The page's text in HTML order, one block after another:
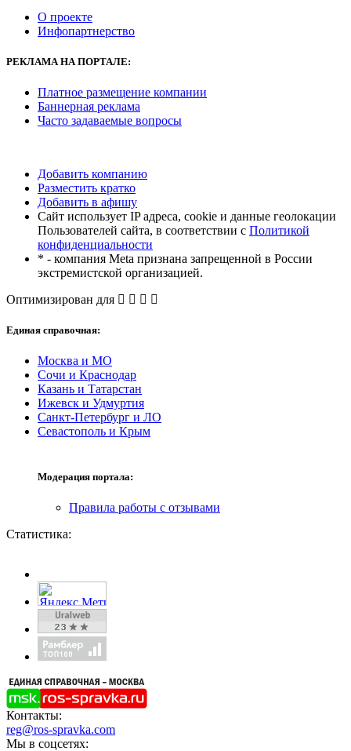
О проекте
Инфопартнерство
РЕКЛАМА НА ПОРТАЛЕ:
Платное размещение компании
Баннерная реклама
Часто задаваемые вопросы
Добавить компанию
Разместить кратко
Добавить в афишу
Сайт использует IP адреса, cookie и данные геолокации
Пользователей сайта, в соответствии с Политикой
конфиденциальности
* - компания Meta признана запрещенной в России
экстремистской организацией.
Оптимизирован для
Единая справочная:
Москва и МО
Сочи и Краснодар
Казань и Татарстан
Ижевск и Удмуртия
Санкт-Петербург и ЛО
Севастополь и Крым
Модерация портала:
Правила работы с отзывами
Статистика:
Контакты:
reg@ros-spravka.com
Мы в соцсетях: